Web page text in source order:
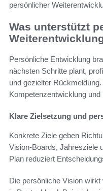
persönlicher
Was unterstützt
Persönliche Entwicklung
nächsten Schritte plant,
und gezielter
Kompetenzentwicklung
Klare Zielsetzung und
Konkrete Ziele geben
Vision-Boards, Jahresziele
Plan reduziert
Die persönliche Vision